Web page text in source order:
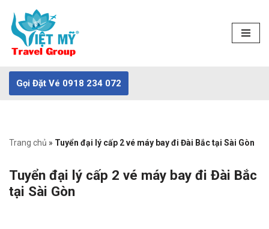
Chuyển
tới
dung
Gọi Đặt Vé 0918 234 072
Trang chủ » Tuyển đại lý cấp 2 vé máy bay đi Đài Bắc tại Sài Gòn
Tuyển đại lý cấp 2 vé máy bay đi Đài Bắc
tại Sài Gòn